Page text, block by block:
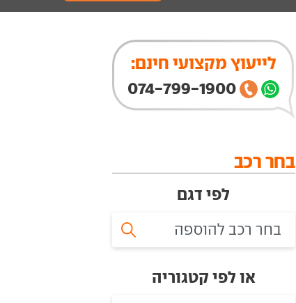
לייעוץ מקצועי חינם:
074-799-1900
בחר רכב
לפי דגם
או לפי קטגוריה